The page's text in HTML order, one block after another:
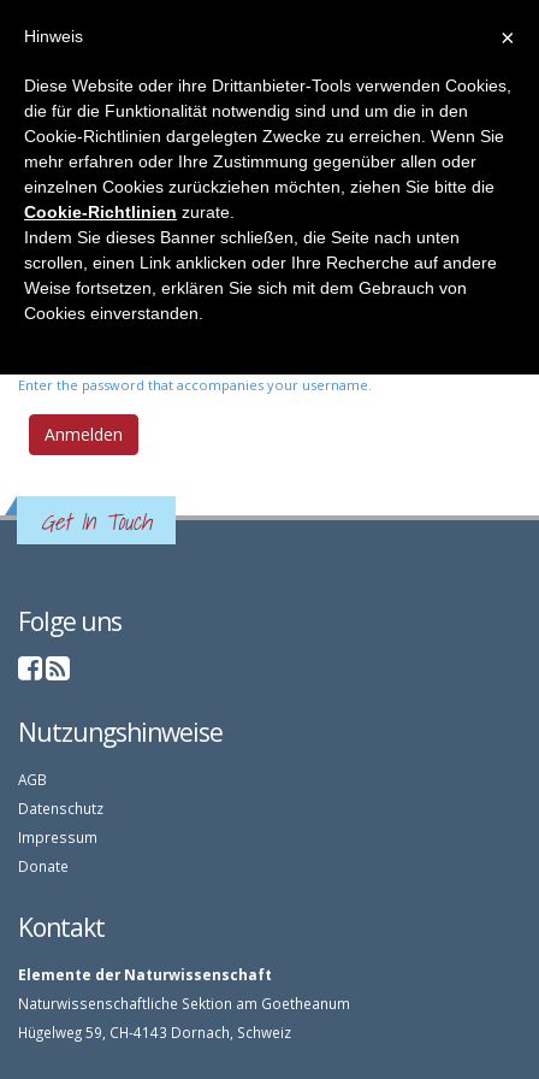
Primary tabs
Anmelden(active
tab)
Neues Passwort anfordern
Benutzername*
Enter your Elemente der Naturwissenschaft username.
Passwort *
Enter the password that accompanies your username.
Get In Touch
Folge uns
Nutzungshinweise
AGB
Datenschutz
Impressum
Donate
Kontakt
Elemente der Naturwissenschaft
Naturwissenschaftliche Sektion am Goetheanum
Hügelweg 59, CH-4143 Dornach, Schweiz
×
Hinweis
Diese Website oder ihre Drittanbieter-Tools verwenden Cookies,
die für die Funktionalität notwendig sind und um die in den
Cookie-Richtlinien dargelegten Zwecke zu erreichen. Wenn Sie
mehr erfahren oder Ihre Zustimmung gegenüber allen oder
einzelnen Cookies zurückziehen möchten, ziehen Sie bitte die
Cookie-Richtlinien zurate.
Indem Sie dieses Banner schließen, die Seite nach unten
scrollen, einen Link anklicken oder Ihre Recherche auf andere
Weise fortsetzen, erklären Sie sich mit dem Gebrauch von
Cookies einverstanden.